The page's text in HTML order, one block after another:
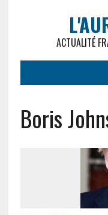
ACTUALITÉ
Boris